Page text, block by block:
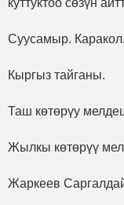
Суусамыр. Каракол.
Кыргыз тайганы.
Таш көтөрүу
Жылкы көтөрүү
Жаркеев